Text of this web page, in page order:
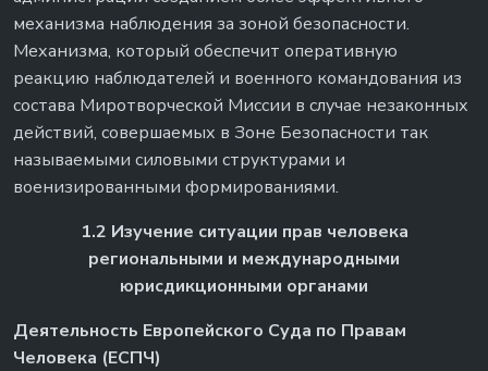
механизма наблюдения за зоной безопасности.
Механизма, который обеспечит оперативную
реакцию наблюдателей и военного командования из
состава Миротворческой Миссии в случае незаконных
действий, совершаемых в Зоне Безопасности так
называемыми силовыми структурами и
военизированными формированиями.
1.2 Изучение ситуации прав человека
региональными и международными
юрисдикционными органами
Деятельность Европейского Суда по Правам
Человека (ЕСПЧ)